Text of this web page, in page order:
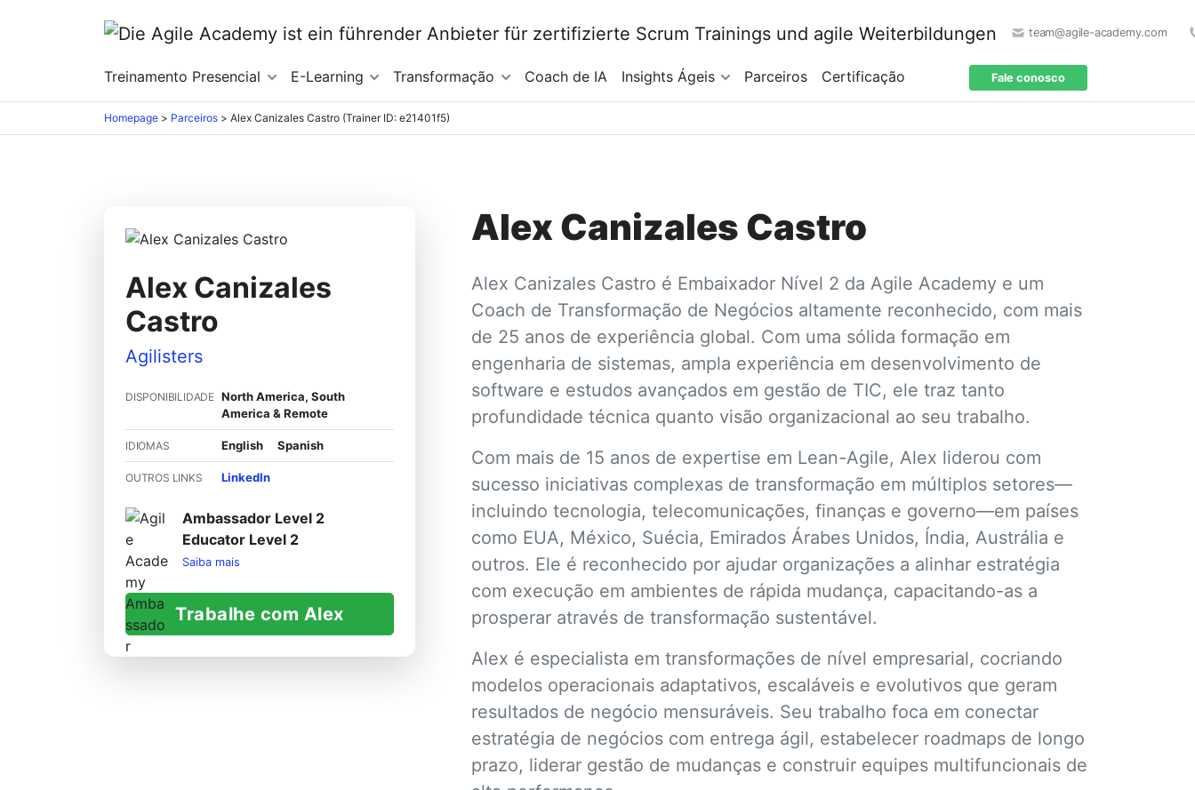
team@agile-academy.com
Treinamento Presencial E-Learning Transformação Coach de IA Insights Ágeis Parceiros Certificação Fale conosco
Homepage > Parceiros > Alex Canizales Castro (Trainer ID: e21401f5)
Alex Canizales
Castro
Agilisters
DISPONIBILIDADE North America, South
America & Remote
IDIOMAS English Spanish
OUTROS LINKS LinkedIn
Ambassador Level 2
Educator Level 2
Saiba mais
Trabalhe com Alex
Alex Canizales Castro
Alex Canizales Castro é Embaixador Nível 2 da Agile Academy e um
Coach de Transformação de Negócios altamente reconhecido, com mais
de 25 anos de experiência global. Com uma sólida formação em
engenharia de sistemas, ampla experiência em desenvolvimento de
software e estudos avançados em gestão de TIC, ele traz tanto
profundidade técnica quanto visão organizacional ao seu trabalho.
Com mais de 15 anos de expertise em Lean-Agile, Alex liderou com
sucesso iniciativas complexas de transformação em múltiplos setores—
incluindo tecnologia, telecomunicações, finanças e governo—em países
como EUA, México, Suécia, Emirados Árabes Unidos, Índia, Austrália e
outros. Ele é reconhecido por ajudar organizações a alinhar estratégia
com execução em ambientes de rápida mudança, capacitando-as a
prosperar através de transformação sustentável.
Alex é especialista em transformações de nível empresarial, cocriando
modelos operacionais adaptativos, escaláveis e evolutivos que geram
resultados de negócio mensuráveis. Seu trabalho foca em conectar
estratégia de negócios com entrega ágil, estabelecer roadmaps de longo
prazo, liderar gestão de mudanças e construir equipes multifuncionais de